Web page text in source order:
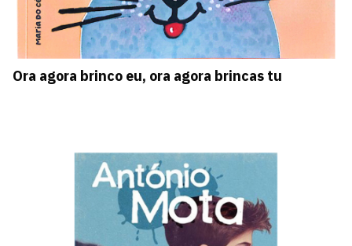
Ora agora brinco eu, ora agora brincas tu